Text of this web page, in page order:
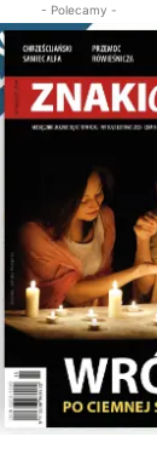
- Polecamy -